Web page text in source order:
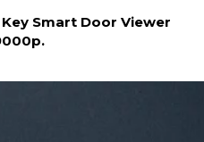
Smart Door Viewer